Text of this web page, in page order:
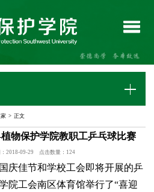
> 正文
物保护学院教职工乒乓球比赛
2018-09-29 点击数量： 124
庆佳节和学校工会即将开展的乒
院工会南区体育馆举行了“喜迎